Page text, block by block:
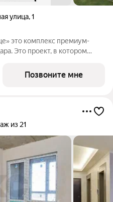
улица,1
Это проект, в котором
средой для жизни. Здесь
Позвоните мне
из 21